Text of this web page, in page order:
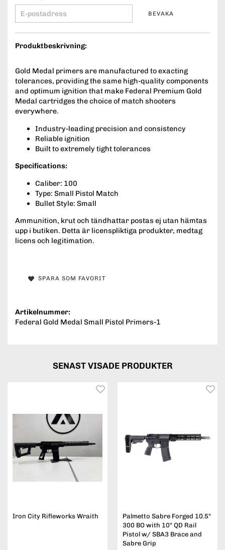
BEVAKA
Produktbeskrivning:
Gold Medal primers are manufactured to exacting
tolerances, providing the same high-quality components
and optimum ignition that make Federal Premium Gold
Medal cartridges the choice of match shooters
everywhere.
Industry-leading precision and consistency
Reliable ignition
Built to extremely tight tolerances
Specifications:
Caliber: 100
Type: Small Pistol Match
Bullet Style: Small
Ammunition, krut och tändhattar postas ej utan hämtas
upp i butiken. Detta är licenspliktiga produkter, medtag
licens och legitimation.
SPARA SOM FAVORIT
Artikelnummer:
Federal Gold Medal Small Pistol Primers-1
SENAST VISADE PRODUKTER
Iron City Rifleworks Wraith
Palmetto Sabre Forged 10.5"
300 BO with 10" QD Rail
Pistol w/ SBA3 Brace and
Sabre Grip